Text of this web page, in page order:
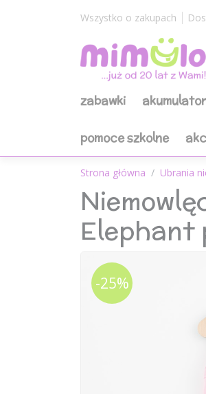
Wszystko o zakupach
zabawki
pomoce szkolne
Strona główna Ubrania
Elephant
-25%